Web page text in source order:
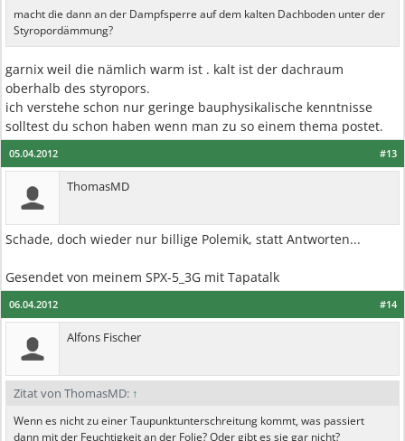
macht die dann an der Dampfsperre auf dem kalten Dachboden unter der
Styropordämmung?
garnix weil die nämlich warm ist . kalt ist der dachraum
oberhalb des styropors.
ich verstehe schon nur geringe bauphysikalische kenntnisse
solltest du schon haben wenn man zu so einem thema postet.
#13
05.04.2012
ThomasMD
Schade, doch wieder nur billige Polemik, statt Antworten...
Gesendet von meinem SPX-5_3G mit Tapatalk
#14
06.04.2012
Alfons Fischer
Zitat von ThomasMD: ↑
Wenn es nicht zu einer Taupunktunterschreitung kommt, was passiert
dann mit der Feuchtigkeit an der Folie? Oder gibt es sie gar nicht?